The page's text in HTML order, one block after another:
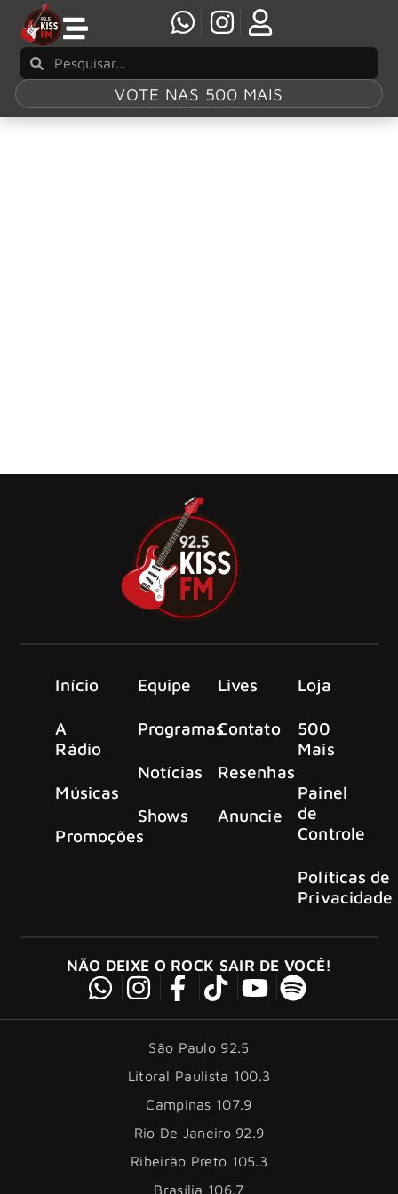
VOTE NAS 500 MAIS
Início
A
Rádio
Músicas
Promoções
Equipe
Programas
Notícias
Shows
Lives
Contato
Resenhas
Anuncie
Loja
500
Mais
Painel
de
Controle
Políticas de
Privacidade
NÃO DEIXE O ROCK SAIR DE VOCÊ!
São Paulo 92.5
Litoral Paulista 100.3
Campinas 107.9
Rio De Janeiro 92.9
Ribeirão Preto 105.3
Brasília 106.7